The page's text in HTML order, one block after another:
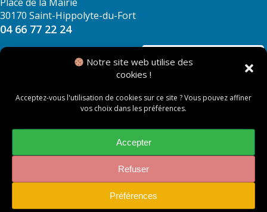
Notre site web utilise des
cookies !
Acceptez-vous l'utilisation de cookies sur ce site ? Vous pouvez affiner
vos choix dans les préférences.
Accepter
Refuser
Préférences
30170 Saint-Hippolyte-du-Fort
04 66 77 22 24
NOUS CONTACTER
Mentions légales
Politique des cookies